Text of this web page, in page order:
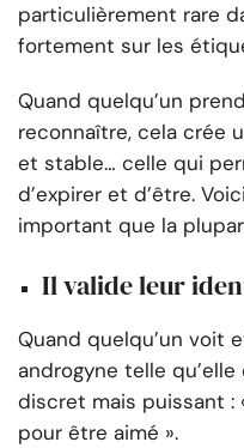
particulièrement rare
fortement sur les
Quand quelqu’un
reconnaître, cela crée
et stable… celle qui
d’expirer et d’être.
important que la
Il valide leur
Quand quelqu’un voit
androgyne telle
discret mais puissant :
pour être aimé ».